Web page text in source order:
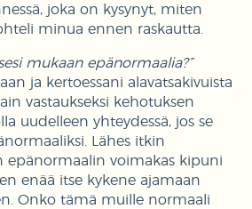
joka on kysynyt, miten
minua ennen raskautta.
mukaan epänormaalia?”
ja kertoessani alavatsakivuista
vastaukseksi kehotuksen
uudelleen yhteydessä, jos se
Lähes itkin
epänormaalin voimakas kipuni
enää itse kykene ajamaan
Onko tämä muille normaali